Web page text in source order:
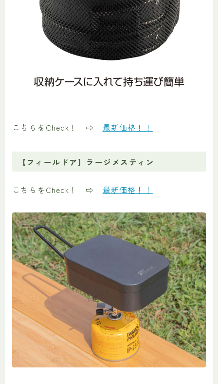
こちらをCheck！ ⇨ 最新価格！！
【フィールドア】ラージメスティン
こちらをCheck！ ⇨ 最新価格！！